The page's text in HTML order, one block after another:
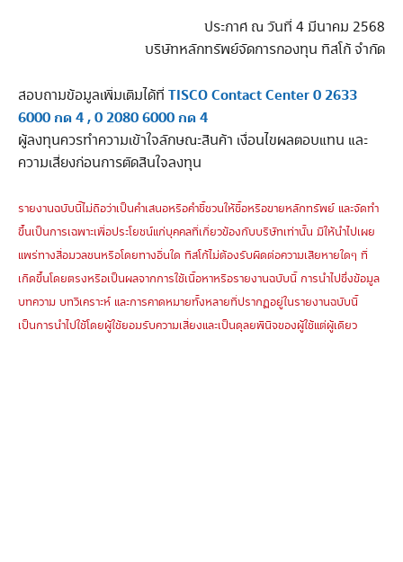
ประกาศ ณ วันที่ 4 มีนาคม 2568
บริษัทหลักทรัพย์จัดการกองทุน ทิสโก้ จำกัด
สอบถามข้อมูลเพิ่มเติมได้ที่ TISCO Contact Center 0 2633
6000 กด 4 , 0 2080 6000 กด 4
ผู้ลงทุนควรทำความเข้าใจลักษณะสินค้า เงื่อนไขผลตอบแทน และ
ความเสี่ยงก่อนการตัดสินใจลงทุน
รายงานฉบับนี้ไม่ถือว่าเป็นคำเสนอหรือคำชี้ชวนให้ซื้อหรือขายหลักทรัพย์ และจัดทำ
ขึ้นเป็นการเฉพาะเพื่อประโยชน์แก่บุคคลที่เกี่ยวข้องกับบริษัทเท่านั้น มิให้นำไปเผย
แพร่ทางสื่อมวลชนหรือโดยทางอื่นใด ทิสโก้ไม่ต้องรับผิดต่อความเสียหายใดๆ ที่
เกิดขึ้นโดยตรงหรือเป็นผลจากการใช้เนื้อหาหรือรายงานฉบับนี้ การนำไปซึ่งข้อมูล
บทความ บทวิเคราะห์ และการคาดหมายทั้งหลายที่ปรากฏอยู่ในรายงานฉบับนี้
เป็นการนำไปใช้โดยผู้ใช้ยอมรับความเสี่ยงและเป็นดุลยพินิจของผู้ใช้แต่ผู้เดียว